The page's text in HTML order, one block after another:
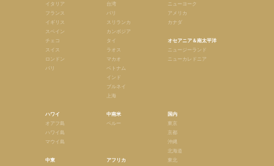
イタリア
フランス
イギリス
スペイン
チェコ
スイス
ロンドン
パリ
ハワイ
オアフ島
ハワイ島
マウイ島
中東
台湾
バリ
スリランカ
カンボジア
タイ
ラオス
マカオ
ベトナム
インド
ブルネイ
上海
中南米
ペルー
アフリカ
ニューヨーク
アメリカ
カナダ
オセアニア＆南太平洋
ニュージーランド
ニューカレドニア
国内
東京
京都
沖縄
北海道
東北